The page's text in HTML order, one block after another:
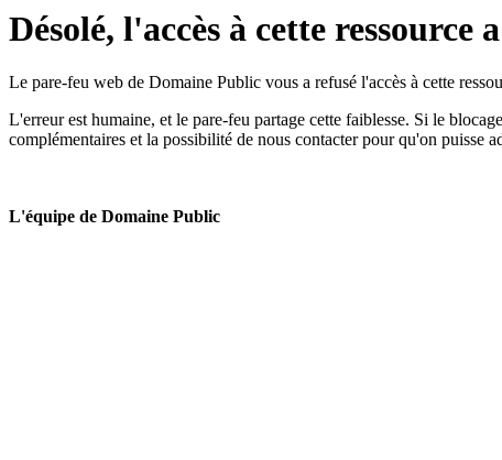
Désolé, l'accès à cette ressource
Le pare-feu web de Domaine Public vous a refusé l'accès à cette
L'erreur est humaine, et le pare-feu partage cette faiblesse. Si le
complémentaires et la possibilité de nous contacter pour qu'on puisse
L'équipe de Domaine Public